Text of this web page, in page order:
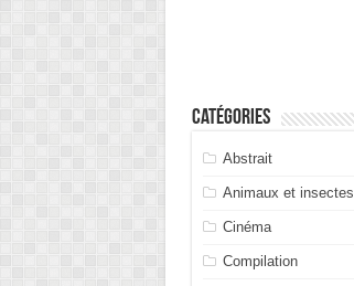
Catégories
Abstrait
Animaux et insectes
Cinéma
Compilation